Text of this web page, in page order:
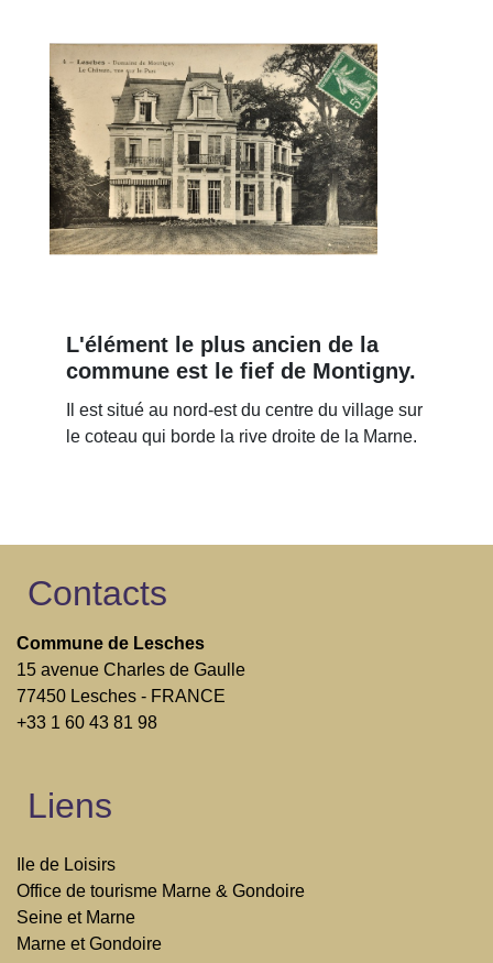
L'élément le plus ancien de la
commune est le fief de Montigny.
Il est situé au nord-est du centre du village sur
le coteau qui borde la rive droite de la Marne.
Contacts
Commune de Lesches
15 avenue Charles de Gaulle
77450 Lesches - FRANCE
+33 1 60 43 81 98
Liens
Ile de Loisirs
Office de tourisme Marne & Gondoire
Seine et Marne
Marne et Gondoire